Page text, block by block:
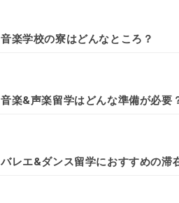
音楽学校の寮はどんなところ？
音楽&声楽留学はどんな準備が必要
バレエ&ダンス留学におすすめの滞